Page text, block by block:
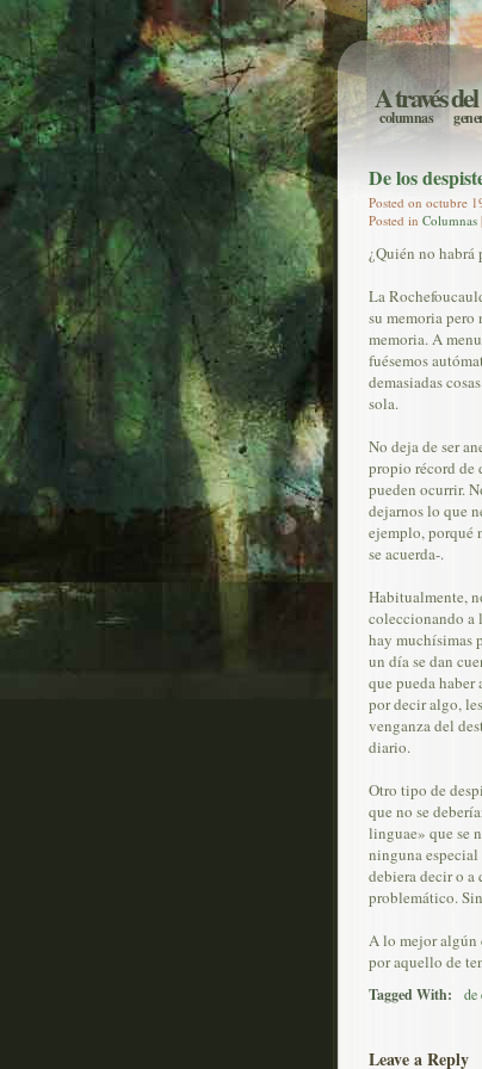
A través
columnas
De los
Posted on octubre
Posted in Columnas |
¿Quién no habrá
La
su memoria pero
memoria. A
fuésemos
demasiadas
sola.
No deja de ser
propio récord de
pueden ocurrir.
dejarnos lo que
ejemplo, porqué
se acuerda-.
Habitualmente,
coleccionando a
hay muchísimas
un día se dan
que pueda haber
por decir algo,
venganza del
diario.
Otro tipo de
que no se
linguae» que se
ninguna
debiera decir o a
problemático.
A lo mejor algún
por aquello de
Tagged With: de
Leave a Reply